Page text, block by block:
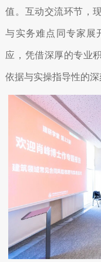
值。互动交流环节，
与实务难点同专家展
应，凭借深厚的专业
依据与实操指导性的